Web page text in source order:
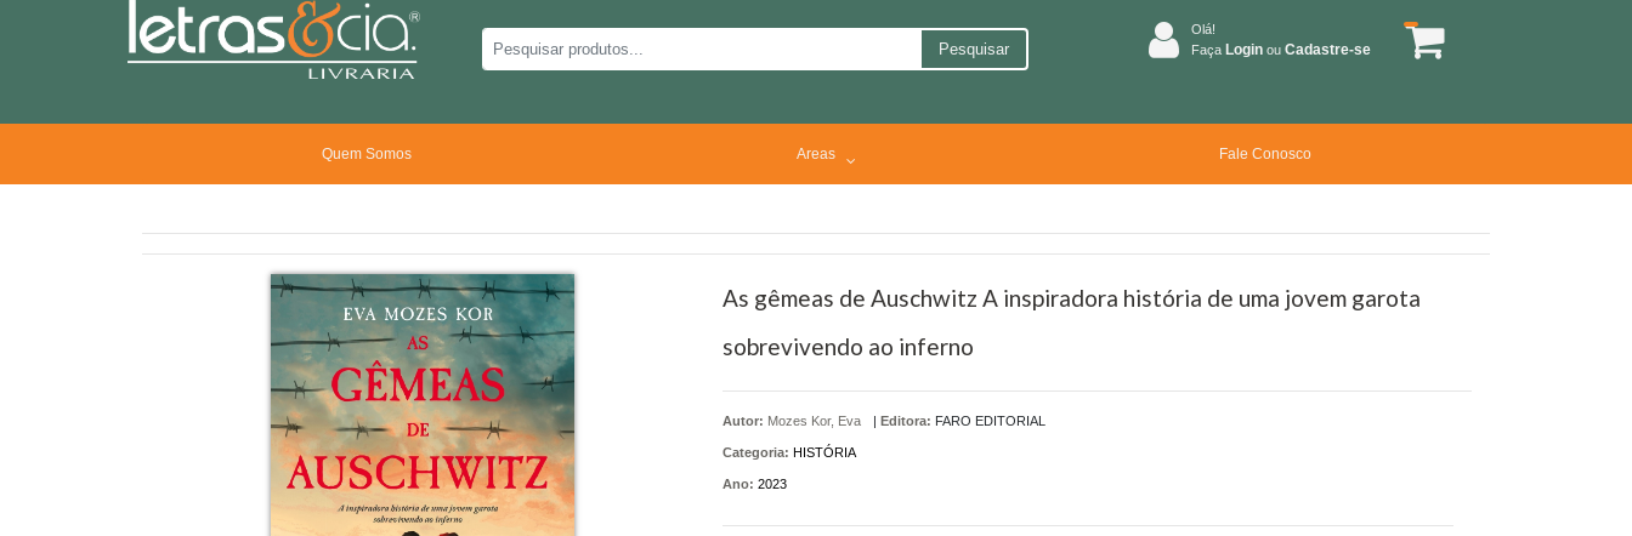
Pesquisar
Olá!
Faça Login ou Cadastre-se
Quem Somos Areas Fale Conosco
As gêmeas de Auschwitz A inspiradora história de uma jovem garota
sobrevivendo ao inferno
Autor: Mozes Kor, Eva | Editora: FARO EDITORIAL
Categoria: HISTÓRIA
Ano: 2023